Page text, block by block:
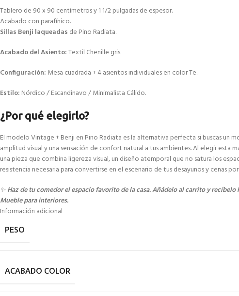
Tablero de 90 x 90 centímetros y 1 1/2 pulgadas de espesor.
Acabado con parafínico.
Sillas Benji laqueadas de Pino Radiata.
Acabado del Asiento:Textil Chenille gris.
Configuración: Mesa cuadrada + 4 asientos individuales en color Te.
Estilo: Nórdico / Escandinavo / Minimalista Cálido.
¿Por qué elegirlo?
El modelo Vintage + Benji en Pino Radiata es la alternativa perfecta si buscas un
amplitud visual y una sensación de confort natural a tus ambientes. Al elegir esta
una pieza que combina ligereza visual, un diseño atemporal que no satura los
resistencia necesaria para convertirse en el escenario de tus desayunos y cenas
✨Haz de tu comedor el espacio favorito de la casa. Añádelo al carrito y recíbelo
Mueble para interiores.
Información adicional
PESO
ACABADO COLOR